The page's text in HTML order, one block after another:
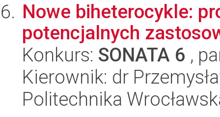
Nowe biheterocykle:
potencjalnych
Konkurs: SONATA 6 ,
Kierownik: dr
Politechnika